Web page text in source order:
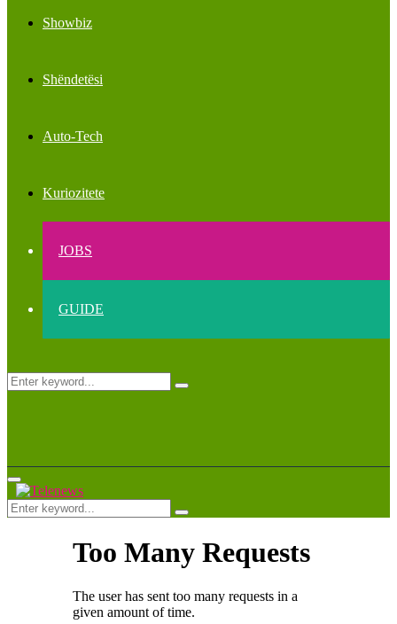
Showbiz
Shëndetësi
Auto-Tech
Kuriozitete
JOBS
GUIDE
Search
Search
Primary
Menu
Search
for:
Search